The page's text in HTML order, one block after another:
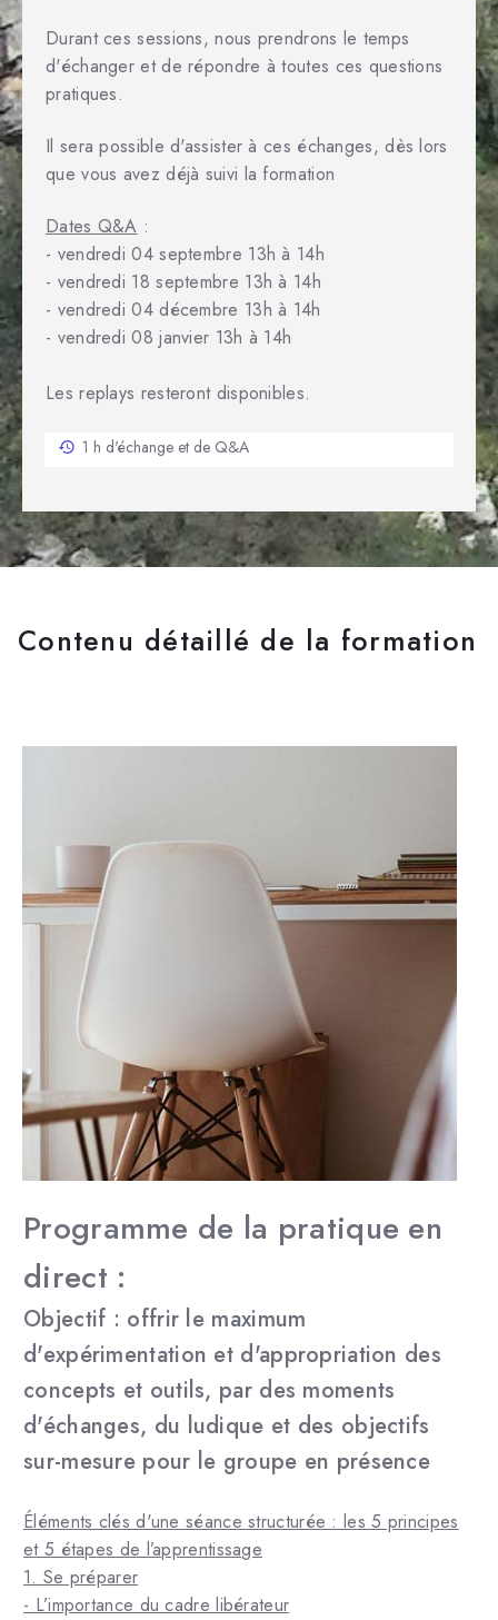
Durant ces sessions, nous prendrons le temps
d'échanger et de répondre à toutes ces questions
pratiques.
Il sera possible d'assister à ces échanges, dès lors
que vous avez déjà suivi la formation
Dates Q&A :
- vendredi 04 septembre 13h à 14h
- vendredi 18 septembre 13h à 14h
- vendredi 04 décembre 13h à 14h
- vendredi 08 janvier 13h à 14h
Les replays resteront disponibles.
1 h d'échange et de Q&A
Contenu détaillé de la formation
Programme de la pratique en
direct :
Objectif : offrir le maximum
d'expérimentation et d'appropriation des
concepts et outils, par des moments
d'échanges, du ludique et des objectifs
sur-mesure pour le groupe en présence
Éléments clés d'une séance structurée : les 5 principes
et 5 étapes de l’apprentissage
1. Se préparer
- L’importance du cadre libérateur